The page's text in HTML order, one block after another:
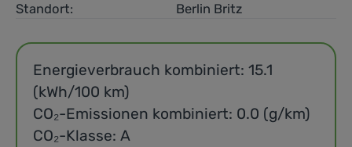
Standort:
Berlin Britz
Energieverbrauch kombiniert: 15.1
(kWh/100 km)
CO₂-Emissionen kombiniert: 0.0 (g/km)
CO₂-Klasse: A